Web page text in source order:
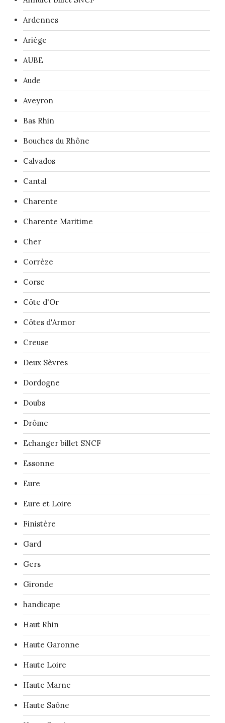
Ardennes
Ariège
AUBE
Aude
Aveyron
Bas Rhin
Bouches du Rhône
Calvados
Cantal
Charente
Charente Maritime
Cher
Corrèze
Corse
Côte d'Or
Côtes d'Armor
Creuse
Deux Sèvres
Dordogne
Doubs
Drôme
Echanger billet SNCF
Essonne
Eure
Eure et Loire
Finistère
Gard
Gers
Gironde
handicape
Haut Rhin
Haute Garonne
Haute Loire
Haute Marne
Haute Saône